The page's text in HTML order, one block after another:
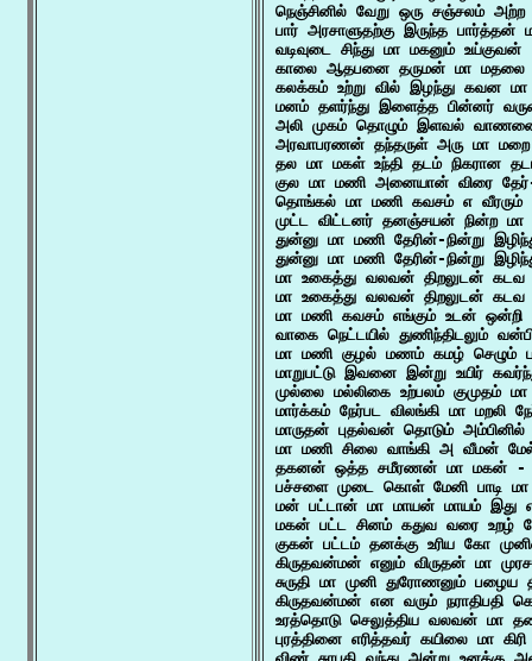
நெஞ்சினில் வேறு ஒரு சஞ்சலம்
பார் அரசாளுதற்கு இருந்த
வடிவுடை சிந்து மா மகனும்
காலை ஆதபனை தருமன் மா மதலை
கலக்கம் உற்று வில் இழந்து கவன
மனம் தளர்ந்து இளைத்த பின்னர்
அலி முகம் தொழும் இளவல்
அரவாபரணன் தந்தருள் அரு மா
தல மா மகள் உந்தி தடம் நிகரான
குல மா மணி அனையான் விரை தேர்-
தொங்கல் மா மணி கவசம் எ வீரரும்
முட்ட விட்டனர் தனஞ்சயன் நின்ற
துன்னு மா மணி தேரின்-நின்று
துன்னு மா மணி தேரின்-நின்று
மா உகைத்து வலவன் திறலுடன் கடவ
மா உகைத்து வலவன் திறலுடன் கடவ
மா மணி கவசம் எங்கும் உடன் ஒன்றி
வாகை நெட்டயில் துணிந்திடலும்
மா மணி குழல் மணம் கமழ் செழும்
மாறுபட்டு இவனை இன்று உயிர்
முல்லை மல்லிகை உற்பலம் குமுதம் மா
மார்க்கம் நேர்பட விலங்கி மா மறலி
மாருதன் புதல்வன் தொடும்
மா மணி சிலை வாங்கி அ வீமன்
தகனன் ஒத்த சமீரணன் மா மகன் -
பச்சளை முடை கொள் மேனி பாடி
மன் பட்டான் மா மாயன் மாயம் இது
மகன் பட்ட சினம் கதுவ வரை
குகன் பட்டம் தனக்கு உரிய கோ
கிருதவன்மன் எனும் விருதன் மா
சுருதி மா முனி துரோணனும்
கிருதவன்மன் என வரும் நராதிபதி
உரத்தொடு செலுத்திய வலவன் மா
புரத்தினை எரித்தவர் கயிலை மா